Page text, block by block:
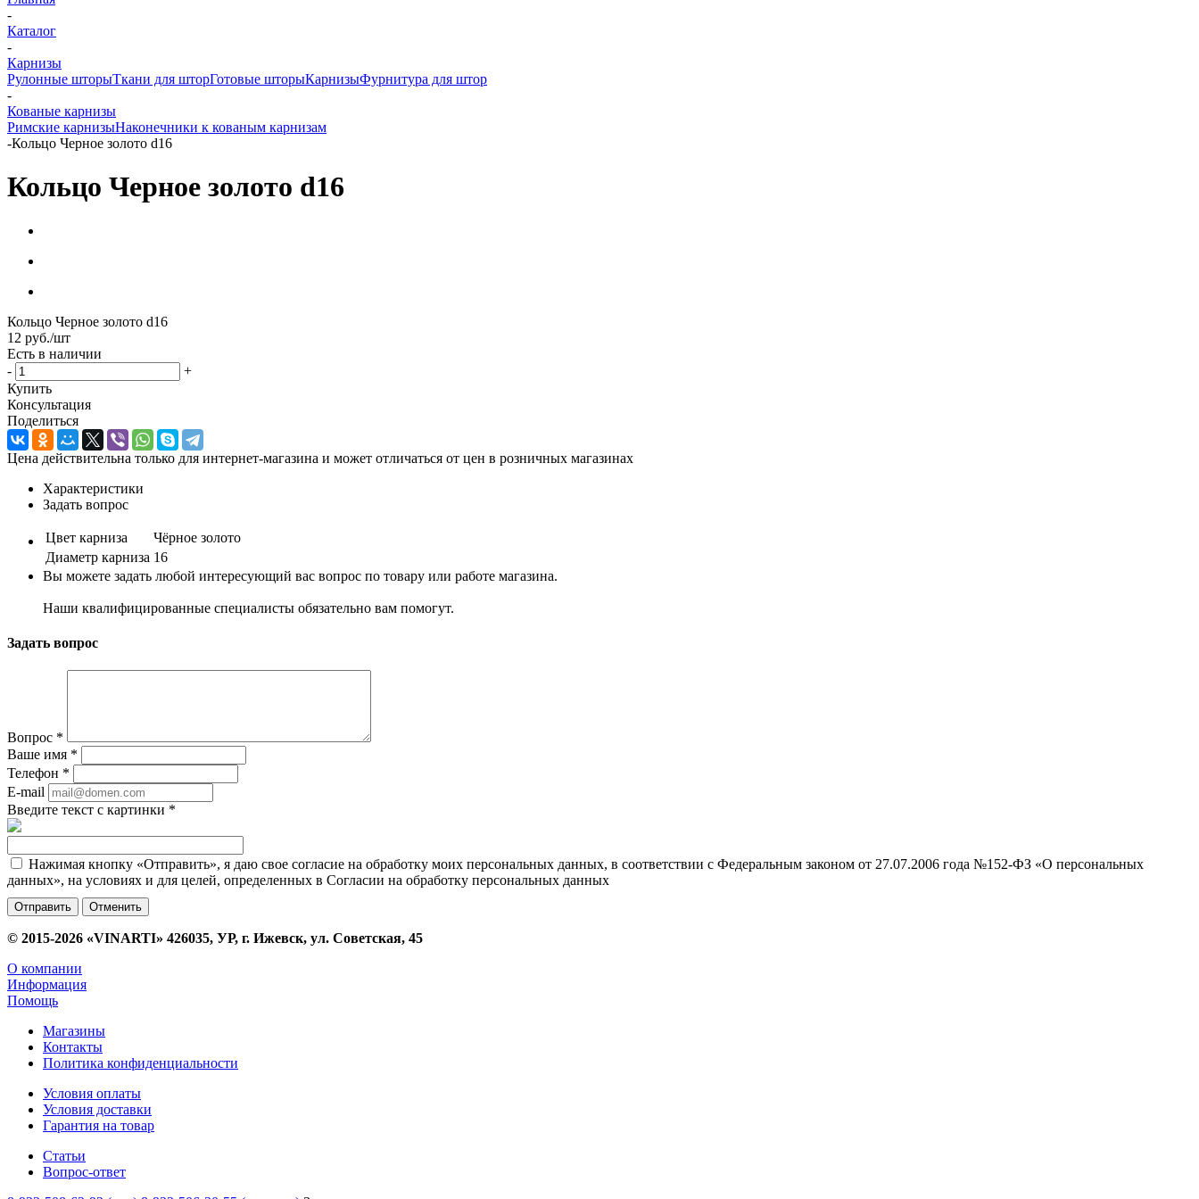
-
Каталог
-
Карнизы
Рулонные шторыТкани для шторГотовые шторыКарнизыФурнитура для штор
-
Кованые карнизы
Римские карнизыНаконечники к кованым карнизам
-Кольцо Черное золото d16
Кольцо Черное золото d16
Кольцо Черное золото d16
12 руб./шт
Есть в наличии
-
+
Купить
Консультация
Поделиться
Цена действительна только для интернет-магазина и может отличаться от цен в розничных магазинах
Характеристики
Задать вопрос
Цвет карниза
Чёрное золото
Диаметр карниза 16
Вы можете задать любой интересующий вас вопрос по товару или работе магазина.
Наши квалифицированные специалисты обязательно вам помогут.
Задать вопрос
Вопрос *
Ваше имя *
Телефон *
E-mail
Введите текст с картинки *
Нажимая кнопку «Отправить», я даю свое согласие на обработку моих персональных данных, в соответствии с Федеральным законом от 27.07.2006 года №152-ФЗ «О персональных
данных», на условиях и для целей, определенных в Согласии на обработку персональных данных
Отменить
© 2015-2026 «VINARTI» 426035, УР, г. Ижевск, ул. Советская, 45
О компании
Информация
Помощь
Магазины
Контакты
Политика конфиденциальности
Условия оплаты
Условия доставки
Гарантия на товар
Статьи
Вопрос-ответ